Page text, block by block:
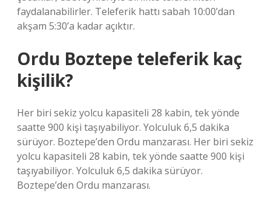
faydalanabilirler. Teleferik hattı sabah 10:00’dan
akşam 5:30’a kadar açıktır.
Ordu Boztepe teleferik kaç
kişilik?
Her biri sekiz yolcu kapasiteli 28 kabin, tek yönde
saatte 900 kişi taşıyabiliyor. Yolculuk 6,5 dakika
sürüyor. Boztepe’den Ordu manzarası. Her biri sekiz
yolcu kapasiteli 28 kabin, tek yönde saatte 900 kişi
taşıyabiliyor. Yolculuk 6,5 dakika sürüyor.
Boztepe’den Ordu manzarası.